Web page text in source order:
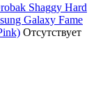
Shaggy Hard
Galaxy Fame
Отсутствует